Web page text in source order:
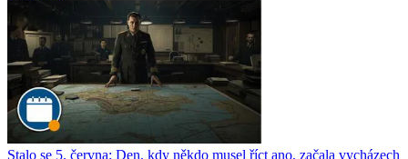
Stalo se 5. června: Den, kdy někdo musel říct ano, začala vycházech